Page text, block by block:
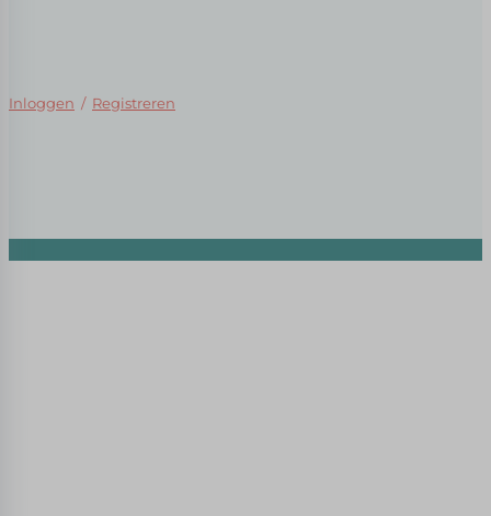
Inloggen / Registreren